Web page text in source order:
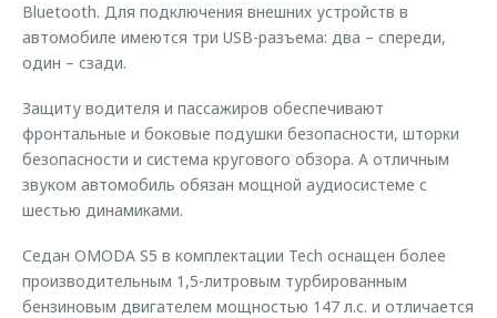
Bluetooth. Для подключения внешних устройств в
автомобиле имеются три USB-разъема: два – спереди,
один – сзади.
Защиту водителя и пассажиров обеспечивают
фронтальные и боковые подушки безопасности, шторки
безопасности и система кругового обзора. А отличным
звуком автомобиль обязан мощной аудиосистеме с
шестью динамиками.
Седан OMODA S5 в комплектации Tech оснащен более
производительным 1,5-литровым турбированным
бензиновым двигателем мощностью 147 л.с. и отличается